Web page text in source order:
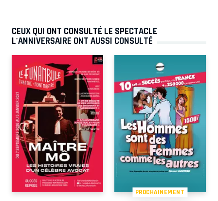
CEUX QUI ONT CONSULTÉ LE SPECTACLE
L'ANNIVERSAIRE ONT AUSSI CONSULTÉ
PROCHAINEMENT